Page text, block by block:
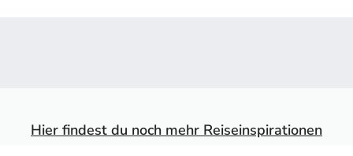
Hier findest du noch mehr Reiseinspirationen